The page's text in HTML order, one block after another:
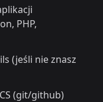
PHP,
(jeśli nie znasz
(git/github)